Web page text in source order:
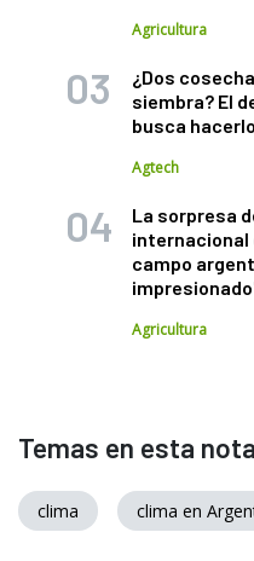
Agricultura
¿Dos
siembra? El
busca
Agtech
La sorpresa
internacional
campo
Agricultura
Temas en esta nota
clima clima en